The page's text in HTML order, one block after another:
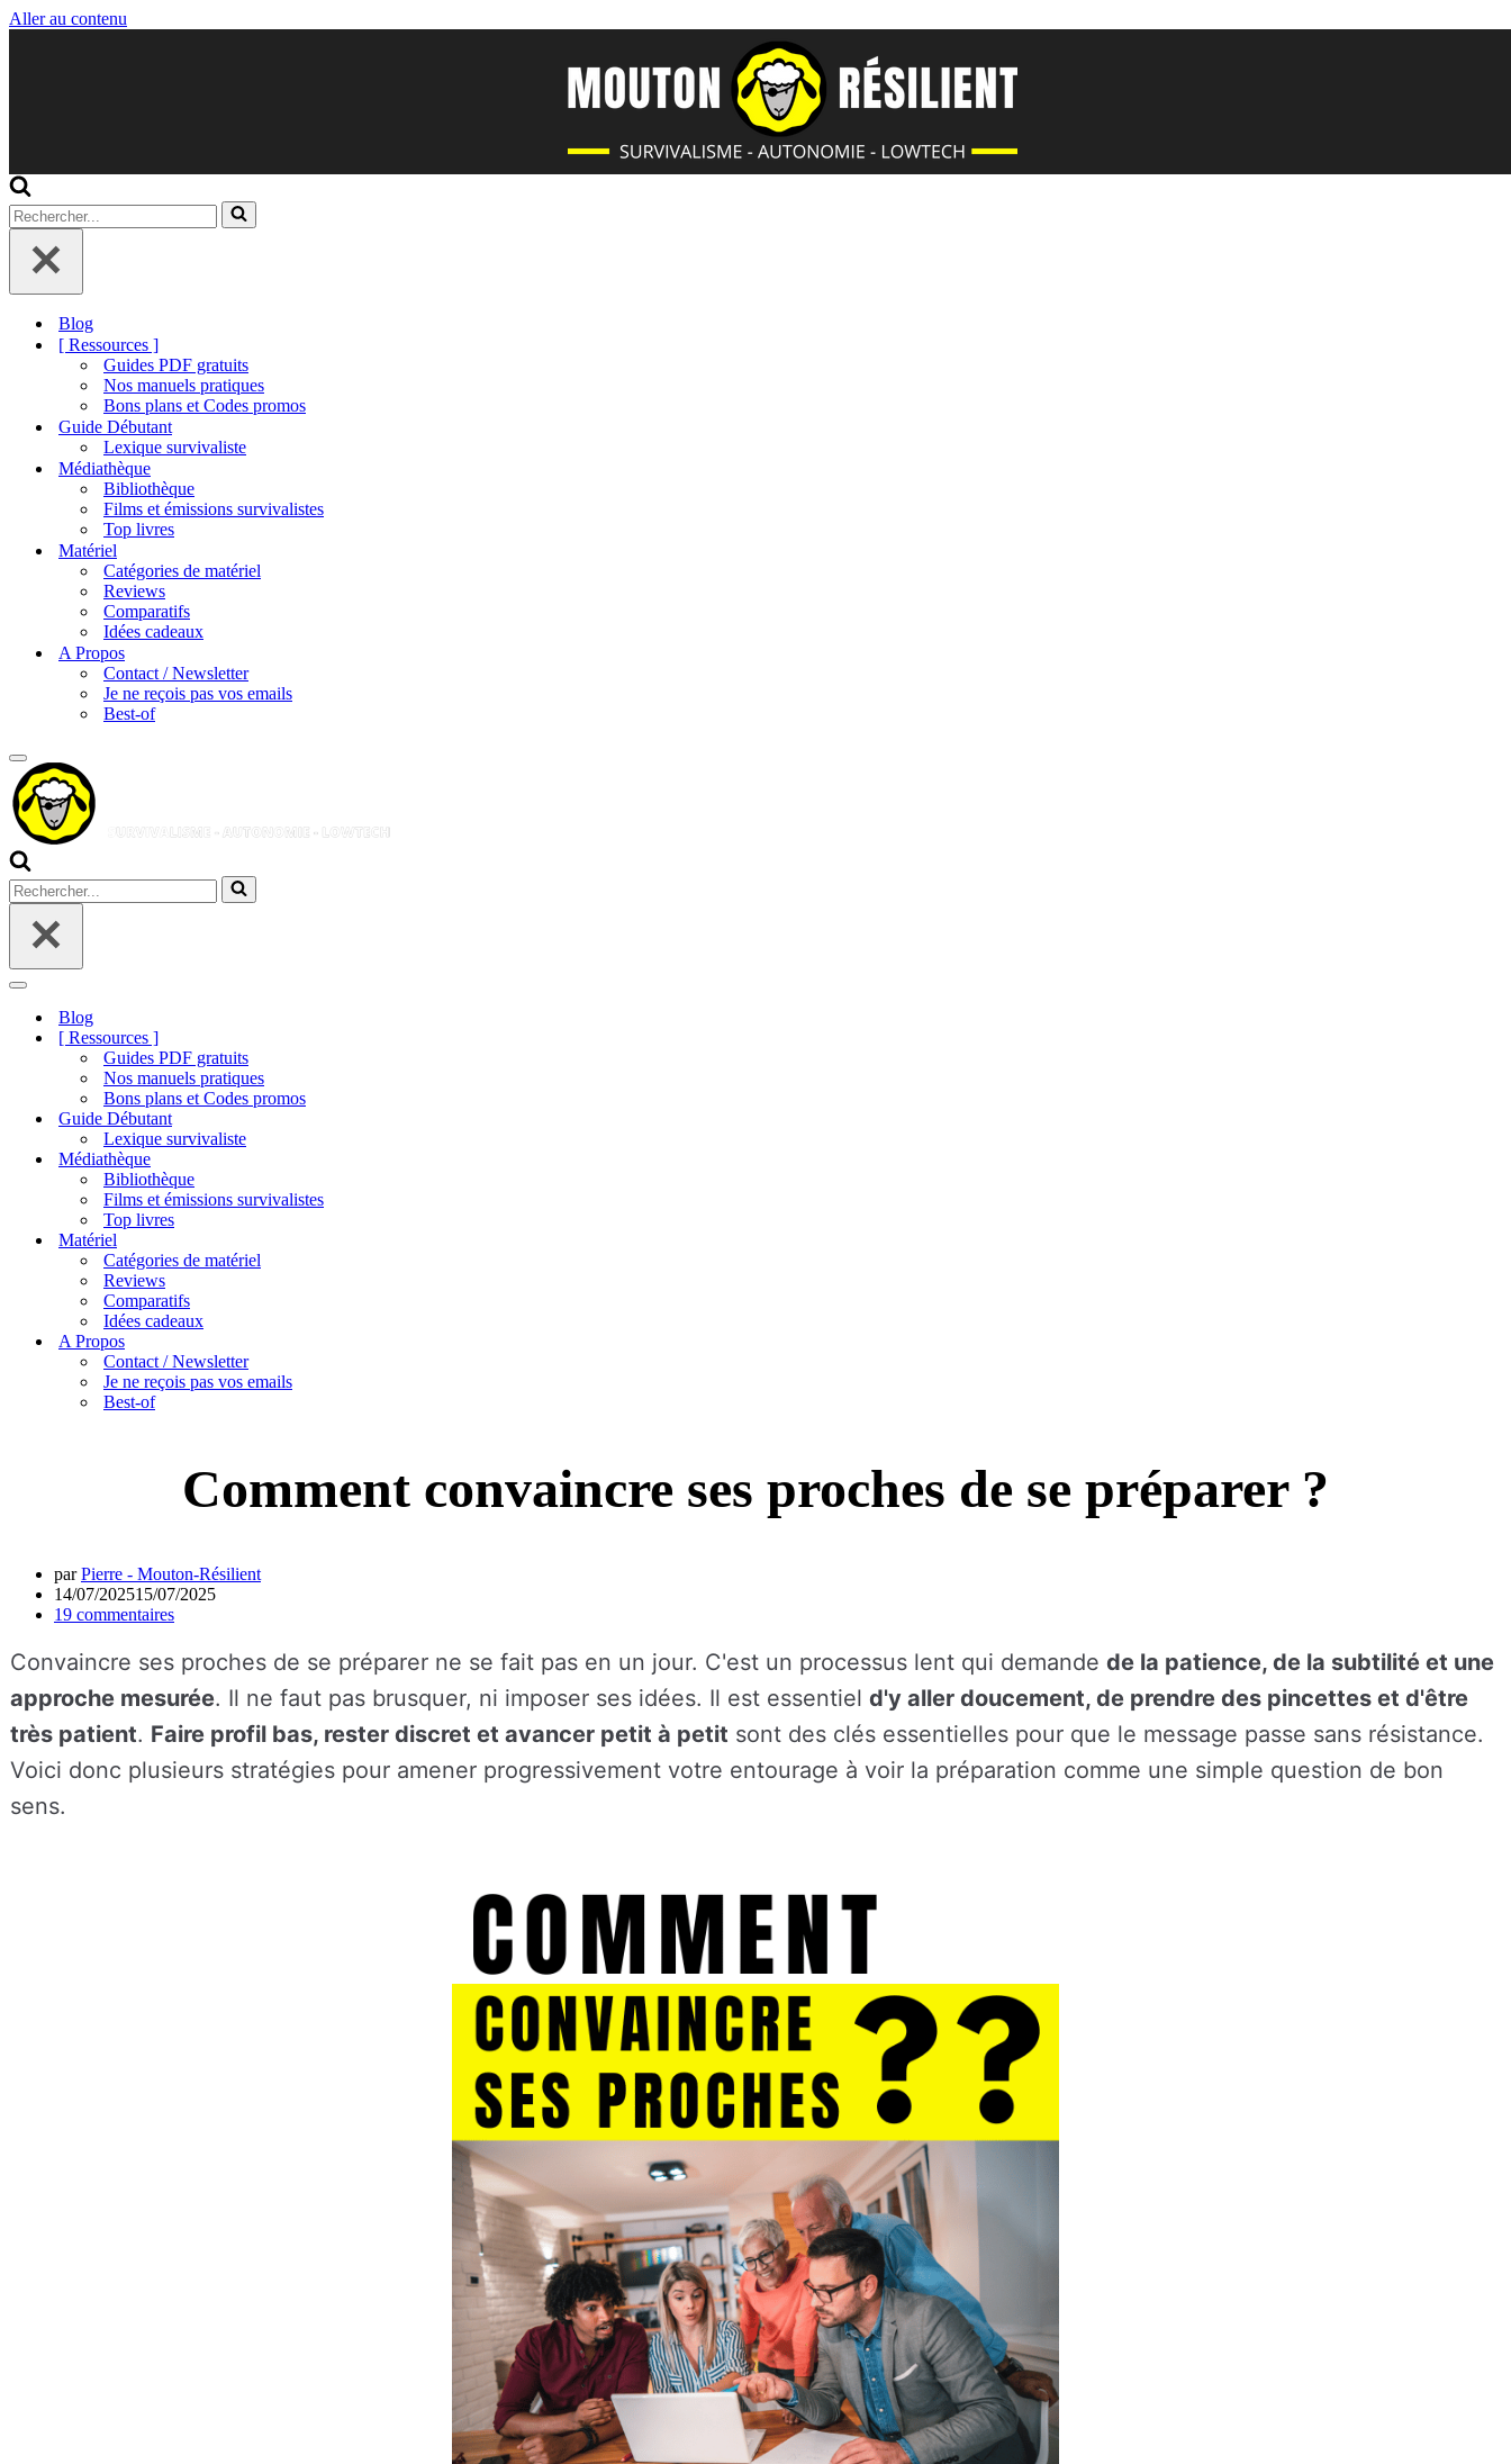
Aller au contenu
Rechercher...
Blog
[ Ressources ]
Guides PDF gratuits
Nos manuels pratiques
Bons plans et Codes promos
Guide Débutant
Lexique survivaliste
Médiathèque
Bibliothèque
Films et émissions survivalistes
Top livres
Matériel
Catégories de matériel
Reviews
Comparatifs
Idées cadeaux
A Propos
Contact / Newsletter
Je ne reçois pas vos emails
Best-of
Menu
de
navigation
Rechercher...
Menu
navigation
Blog
[ Ressources ]
Guides PDF gratuits
Nos manuels pratiques
Bons plans et Codes promos
Guide Débutant
Lexique survivaliste
Médiathèque
Bibliothèque
Films et émissions survivalistes
Top livres
Matériel
Catégories de matériel
Reviews
Comparatifs
Idées cadeaux
A Propos
Contact / Newsletter
Je ne reçois pas vos emails
Best-of
Comment convaincre ses proches de se préparer ?
parPierre - Mouton-Résilient
14/07/202515/07/2025
19 commentaires
Convaincre ses proches de se préparer ne se fait pas en un jour. C'est un processus lent qui demande de la patience, de la subtilité et une
approche mesurée. Il ne faut pas brusquer, ni imposer ses idées. Il est essentiel d'y aller doucement, de prendre des pincettes et d'être
très patient. Faire profil bas, rester discret et avancer petit à petit sont des clés essentielles pour que le message passe sans résistance.
Voici donc plusieurs stratégies pour amener progressivement votre entourage à voir la préparation comme une simple question de bon
sens.